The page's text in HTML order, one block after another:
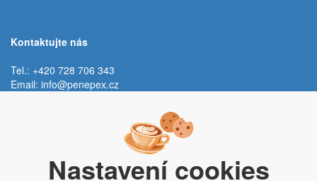
Kontaktujte nás
Tel.: +420 728 706 343
Email: info@penepex.cz
Trávník 2076, 686 03 Staré Město
Nastavení cookies